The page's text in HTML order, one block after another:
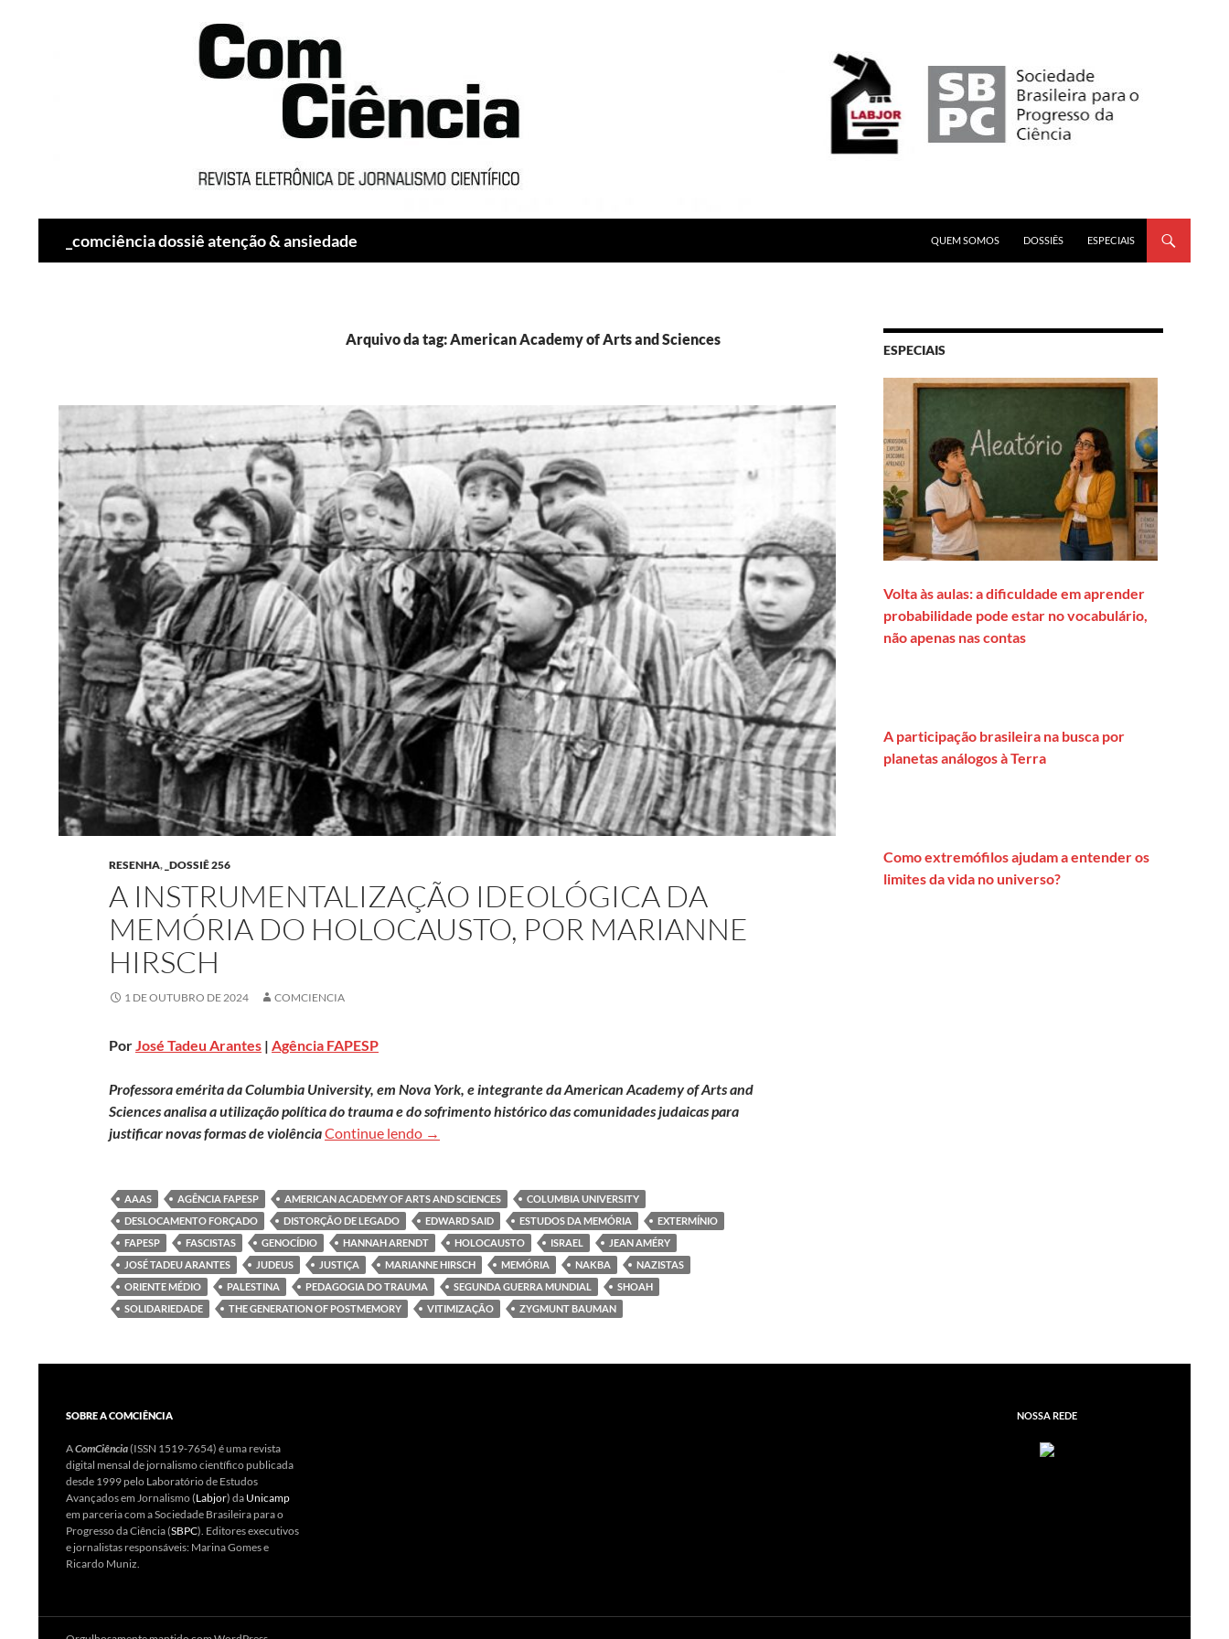
_comciência dossiê atenção & ansiedade
QUEM SOMOS
DOSSIÊS ESPECIAIS
Arquivo da tag: American Academy of Arts and Sciences
RESENHA, _DOSSIÊ 256
A INSTRUMENTALIZAÇÃO IDEOLÓGICA DA
MEMÓRIA DO HOLOCAUSTO, POR MARIANNE
HIRSCH
1 DE OUTUBRO DE 2024 COMCIENCIA
Por José Tadeu Arantes | Agência FAPESP
Professora emérita da Columbia University, em Nova York, e integrante da American Academy of Arts and
Sciences analisa a utilização política do trauma e do sofrimento histórico das comunidades judaicas para
justificar novas formas de violênciaContinue lendo A instrumentalização ideológica da memória do Holocausto, por Marianne Hirsch
→
AAAS AGÊNCIA FAPESP AMERICAN ACADEMY OF ARTS AND SCIENCES
COLUMBIA UNIVERSITY
DESLOCAMENTO FORÇADO
DISTORÇÃO DE LEGADO EDWARD SAID ESTUDOS DA MEMÓRIA
EXTERMÍNIO
FAPESP
FASCISTAS GENOCÍDIO HANNAH ARENDT HOLOCAUSTO ISRAEL
JEAN AMÉRY
JOSÉ TADEU ARANTES
JUDEUS JUSTIÇA MARIANNE HIRSCH MEMÓRIA NAKBA
NAZISTAS
ORIENTE MÉDIO
PALESTINA PEDAGOGIA DO TRAUMA SEGUNDA GUERRA MUNDIAL
SHOAH
SOLIDARIEDADE
THE GENERATION OF POSTMEMORY VITIMIZAÇÃO ZYGMUNT BAUMAN
ESPECIAIS
Volta às aulas: a dificuldade em aprender
probabilidade pode estar no vocabulário,
não apenas nas contas
A participação brasileira na busca por
planetas análogos à Terra
Como extremófilos ajudam a entender os
limites da vida no universo?
SOBRE A COMCIÊNCIA
AComCiência(ISSN 1519-7654) é uma revista
digital mensal de jornalismo científico publicada
desde 1999 pelo Laboratório de Estudos
Avançados em Jornalismo (Labjor) da Unicamp
em parceria com a Sociedade Brasileira para o
Progresso da Ciência (SBPC). Editores executivos
e jornalistas responsáveis: Marina Gomes e
Ricardo Muniz.
NOSSA REDE